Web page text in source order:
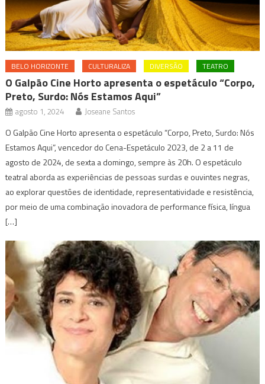
BELO HORIZONTE CULTURALIZA DIVERSÃO TEATRO
O Galpão Cine Horto apresenta o espetáculo “Corpo,
Preto, Surdo: Nós Estamos Aqui”
agosto 1, 2024 Joseane Santos
O Galpão Cine Horto apresenta o espetáculo “Corpo, Preto, Surdo: Nós
Estamos Aqui”, vencedor do Cena-Espetáculo 2023, de 2 a 11 de
agosto de 2024, de sexta a domingo, sempre às 20h. O espetáculo
teatral aborda as experiências de pessoas surdas e ouvintes negras,
ao explorar questões de identidade, representatividade e resistência,
por meio de uma combinação inovadora de performance física, língua
[…]